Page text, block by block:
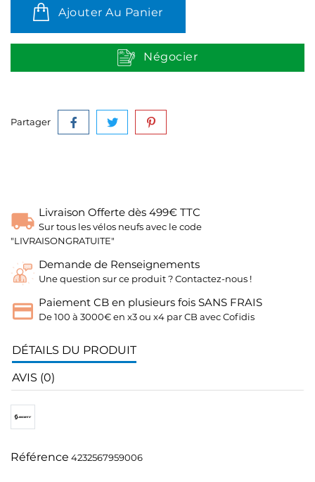
Ajouter Au Panier
Négocier
Partager
Livraison Offerte dès 499€ TTC
Sur tous les vélos neufs avec le code
"LIVRAISONGRATUITE"
Demande de Renseignements
Une question sur ce produit ? Contactez-nous !
Paiement CB en plusieurs fois SANS FRAIS
De 100 à 3000€ en x3 ou x4 par CB avec Cofidis
DÉTAILS DU PRODUIT
AVIS (0)
Référence 4232567959006